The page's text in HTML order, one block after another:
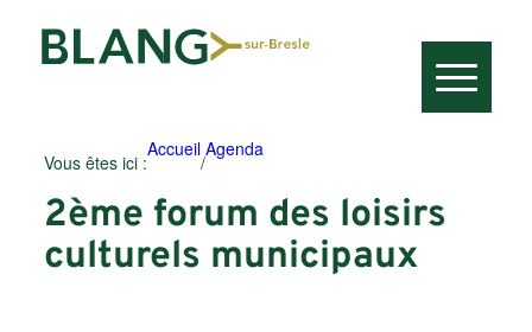
Vous êtes ici :
Accueil
/
Agenda
2ème forum des loisirs
culturels municipaux